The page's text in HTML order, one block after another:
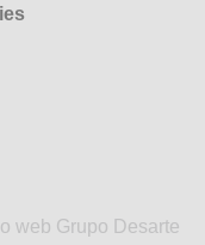
web Grupo Desarte